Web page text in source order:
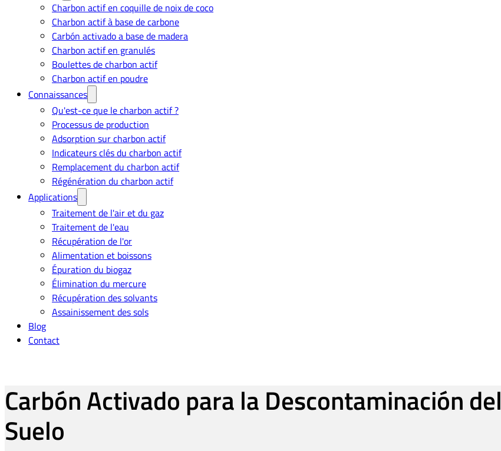
Charbon actif en coquille de noix de coco
Charbon actif à base de carbone
Carbón activado a base de madera
Charbon actif en granulés
Boulettes de charbon actif
Charbon actif en poudre
Connaissances
Qu'est-ce que le charbon actif ?
Processus de production
Adsorption sur charbon actif
Indicateurs clés du charbon actif
Remplacement du charbon actif
Régénération du charbon actif
Applications
Traitement de l'air et du gaz
Traitement de l'eau
Récupération de l'or
Alimentation et boissons
Épuration du biogaz
Élimination du mercure
Récupération des solvants
Assainissement des sols
Blog
Contact
Carbón Activado para la Descontaminación del
Suelo